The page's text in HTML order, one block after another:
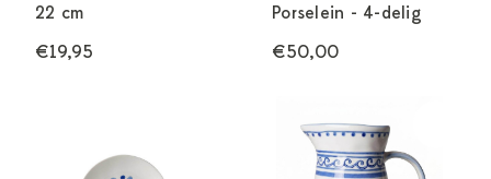
22 cm
€19,95
Porselein - 4-delig
€50,00